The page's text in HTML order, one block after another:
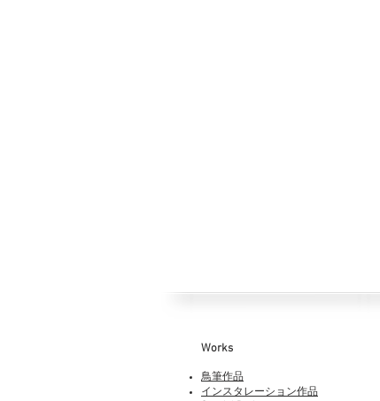
Works​
鳥筆作品
インスタレーション作品